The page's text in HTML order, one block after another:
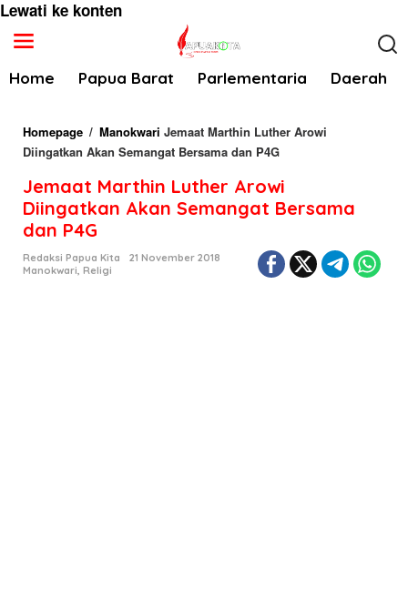
Lewati ke konten
Home Papua Barat Parlementaria Daerah
Homepage / Manokwari Jemaat Marthin Luther Arowi
Diingatkan Akan Semangat Bersama dan P4G
Jemaat Marthin Luther Arowi
Diingatkan Akan Semangat Bersama
dan P4G
Redaksi Papua Kita
21 November 2018
Manokwari, Religi